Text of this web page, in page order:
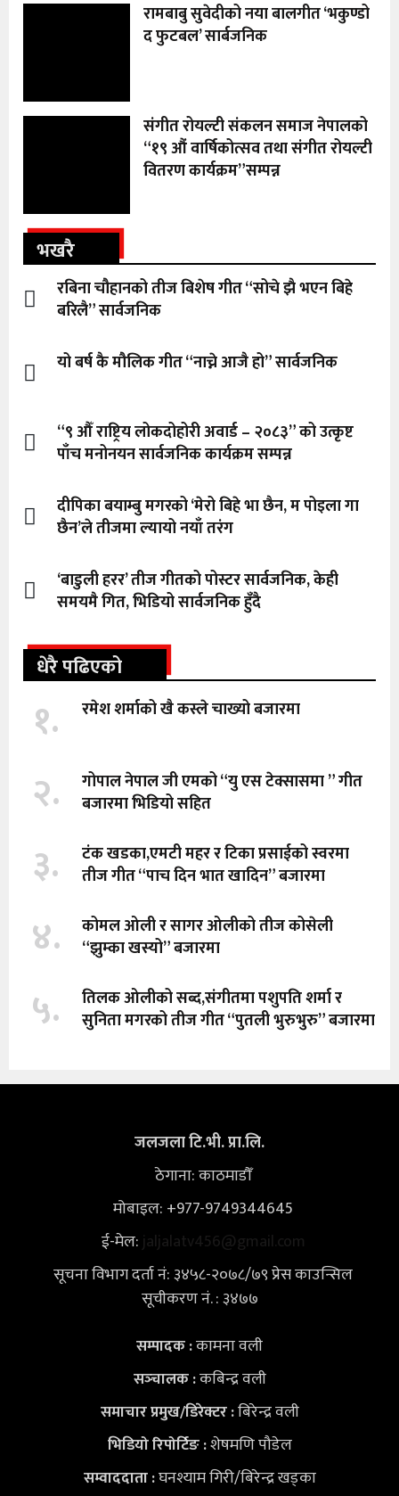
रामबाबु सुवेदीको नया बालगीत ‘भकुण्डो
द फुटबल’ सार्बजनिक
संगीत रोयल्टी संकलन समाज नेपालको
“१९ औं वार्षिकोत्सव तथा संगीत रोयल्टी
वितरण कार्यक्रम”सम्पन्न
भखरै
रबिना चौहानको तीज बिशेष गीत “सोचे झै भएन बिहे
बरिलै” सार्वजनिक
यो बर्ष कै मौलिक गीत “नाच्ने आजै हो” सार्वजनिक
“९ औँ राष्ट्रिय लोकदोहोरी अवार्ड – २०८३” को उत्कृष्ट
पाँच मनोनयन सार्वजनिक कार्यक्रम सम्पन्न
दीपिका बयाम्बु मगरको ‘मेरो बिहे भा छैन, म पोइला गा
छैन’ले तीजमा ल्यायो नयाँ तरंग
‘बाडुली हरर’ तीज गीतको पोस्टर सार्वजनिक, केही
समयमै गित, भिडियो सार्वजनिक हुँदै
धेरै पढिएको
१. रमेश शर्माको खै कस्ले चाख्यो बजारमा
२.
गोपाल नेपाल जी एमको “यु एस टेक्सासमा ” गीत
बजारमा भिडियो सहित
३.
टंक खडका,एमटी महर र टिका प्रसाईको स्वरमा
तीज गीत “पाच दिन भात खादिन” बजारमा
४.
कोमल ओली र सागर ओलीको तीज कोसेली
“झुम्का खस्यो” बजारमा
५.
तिलक ओलीको सब्द,संगीतमा पशुपति शर्मा र
सुनिता मगरको तीज गीत “पुतली भुरुभुरु” बजारमा
जलजला टि.भी. प्रा.लि.
ठेगाना: काठमाडौँ
मोबाइल: +977-9749344645
ई-मेल: jaljalatv456@gmail.com
सूचना विभाग दर्ता नं: ३४५८-२०७८/७९ प्रेस काउन्सिल
सूचीकरण नं. : ३४७७
सम्पादक :कामना वली
सञ्‍चालक :कबिन्द्र वली
समाचार प्रमुख/डिरेक्टर :बिरेन्द्र वली
भिडियोरिपोर्टिङ :शेषमणि पौडेल
सम्वाददाता :घनश्याम गिरी/बिरेन्द्र खड्का